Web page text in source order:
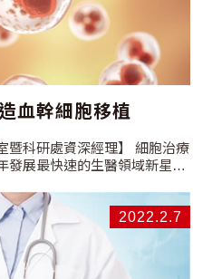
血幹細胞移植
處資深經理】 細胞治療
發展最快速的生醫領域新星。
節損傷、皮膚創傷及腦中風等
或組織作為疾病治療的方式，
它就是造血幹細胞的移植治療
2022.2.7